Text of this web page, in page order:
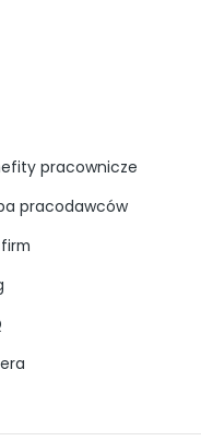
pracownicze
pracodawców